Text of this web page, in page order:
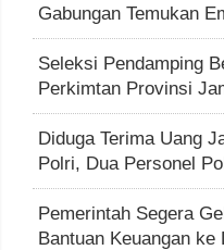
Gabungan Temukan
Seleksi Pendamping
Perkimtan Provinsi
Diduga Terima Uang
Polri, Dua Personel
Pemerintah Segera
Bantuan Keuangan ke